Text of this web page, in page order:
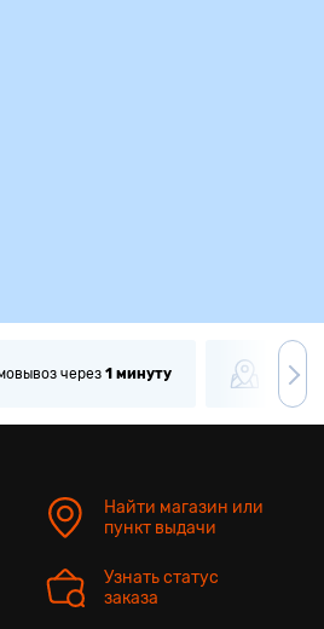
через 1 минуту Более
Найти магазин или
пункт выдачи
Узнать статус
заказа